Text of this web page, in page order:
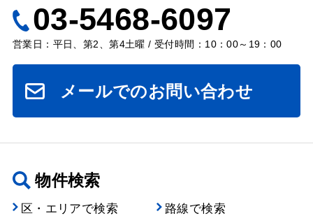
03-5468-6097
営業日：平日、第2、第4土曜 / 受付時間：10：00～19：00
メールでのお問い合わせ
物件検索
区・エリアで検索
路線で検索